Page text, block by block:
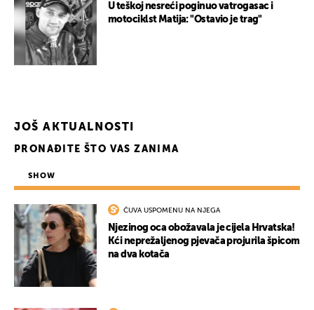
U teškoj nesreći poginuo vatrogasac i
motociklst Matija: "Ostavio je trag"
JOŠ AKTUALNOSTI
PRONAĐITE ŠTO VAS ZANIMA
SHOW
ČUVA USPOMENU NA NJEGA
Njezinog oca obožavala je cijela Hrvatska!
Kći neprežaljenog pjevača projurila špicom
na dva kotača